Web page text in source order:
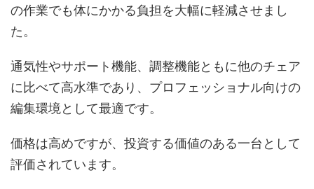
の作業でも体にかかる負担を大幅に軽減させまし
た。
通気性やサポート機能、調整機能ともに他のチェア
に比べて高水準であり、プロフェッショナル向けの
編集環境として最適です。
価格は高めですが、投資する価値のある一台として
評価されています。